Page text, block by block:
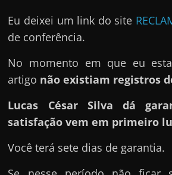
Eu deixei um link do site
de conferência.
No momento em que eu
artigo não existiam registros
Lucas César Silva dá
satisfação vem em primeiro
Você terá sete dias de garantia.